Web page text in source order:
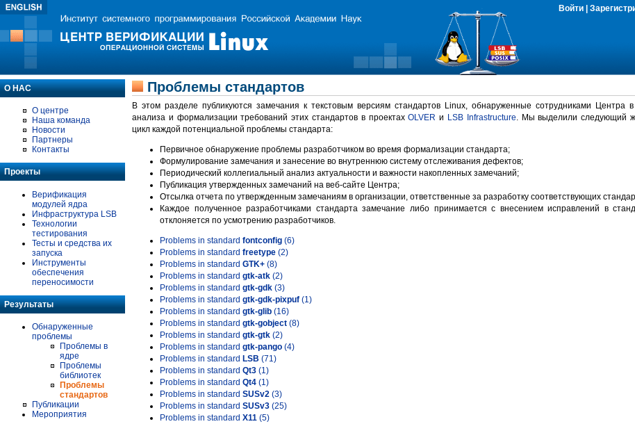
Войти
О НАС
О центре
Наша команда
Новости
Партнеры
Контакты
Проекты
Верификация
модулей ядра
Инфраструктура LSB
Технологии
тестирования
Тесты и средства их
запуска
Инструменты
обеспечения
переносимости
Результаты
Обнаруженные
проблемы
Проблемы в
ядре
Проблемы
библиотек
Проблемы
стандартов
Публикации
Мероприятия
Проблемы стандартов
В этом разделе публикуются замечания к текстовым версиям стандартов Linux, обнаруженные сотрудниками Центра
анализа и формализации требований этих стандартов в проектахOLVER и LSB Infrastructure. Мы выделили следующий
цикл каждой потенциальной проблемы стандарта:
Первичное обнаружение проблемы разработчиком во время формализации стандарта;
Формулирование замечания и занесение во внутреннюю систему отслеживания дефектов;
Периодический коллегиальный анализ актуальности и важности накопленных замечаний;
Публикация утвержденных замечаний на веб-сайте Центра;
Отсылка отчета по утвержденным замечаниям в организации, ответственные за разработку соответствующих
Каждое полученное разработчиками стандарта замечание либо принимается с внесением исправлений в
отклоняется по усмотрению разработчиков.
Problems in standard fontconfig (6)
Problems in standard freetype (2)
Problems in standard GTK+ (8)
Problems in standard gtk-atk (2)
Problems in standard gtk-gdk (3)
Problems in standard gtk-gdk-pixpuf (1)
Problems in standard gtk-glib (16)
Problems in standard gtk-gobject (8)
Problems in standard gtk-gtk (2)
Problems in standard gtk-pango (4)
Problems in standard LSB (71)
Problems in standard Qt3 (1)
Problems in standard Qt4 (1)
Problems in standard SUSv2 (3)
Problems in standard SUSv3 (25)
Problems in standard X11 (5)